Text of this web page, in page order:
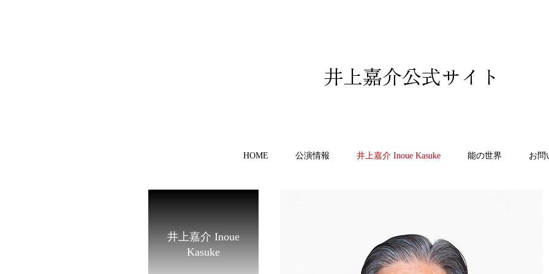
井上嘉介公式サイト
HOME 公演情報 井上嘉介 Inoue Kasuke 能の世界 お問
井上嘉介 Inoue
Kasuke